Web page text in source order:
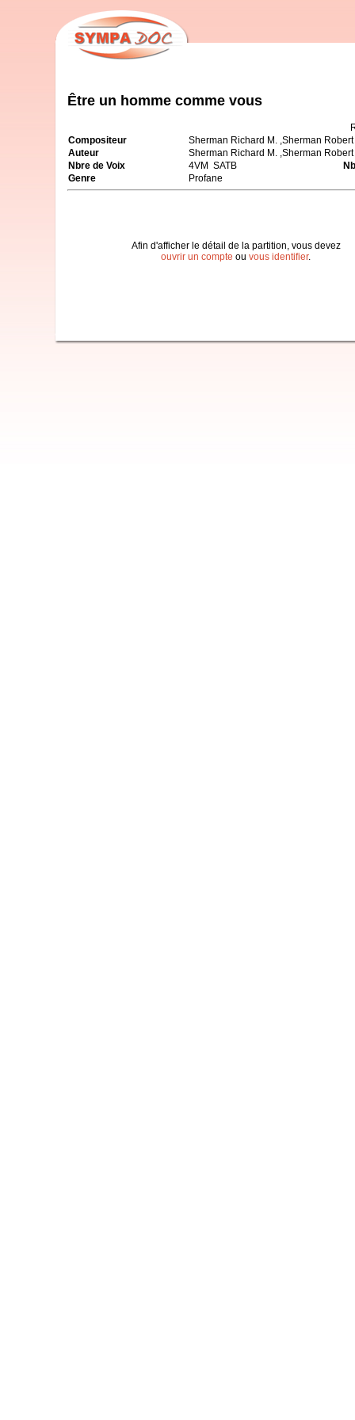
Être un homme comme vous
Compositeur
Sherman Richard M. ,Sherman Robert
Auteur
Sherman Richard M. ,Sherman Robert
Nbre de Voix
4VM SATB
Genre
Profane
Afin d'afficher le détail de la partition, vous devez
ouvrir un compte ou vous identifier.